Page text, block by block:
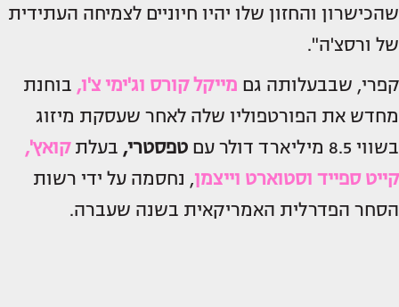
שהכישרון והחזון שלו יהיו חיוניים לצמיחה העתידית
של ורסצ'ה".
קפרי, שבבעלותה גם מייקל קורס וג'ימי צ'ו, בוחנת
מחדש את הפורטפוליו שלה לאחר שעסקת מיזוג
בשווי 8.5 מיליארד דולר עם
טפסטרי, בעלתקואץ',
קייט ספייד וסטוארט וייצמן, נחסמה על ידי רשות
הסחר הפדרלית האמריקאית בשנה שעברה.